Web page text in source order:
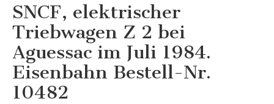
SNCF, elektrischer
Triebwagen Z 2 bei
Aguessac im Juli 1984.
Eisenbahn Bestell-Nr.
10482